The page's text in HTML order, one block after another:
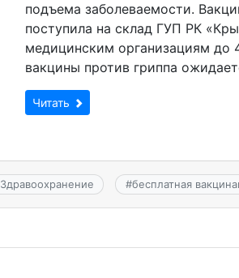
подъема заболеваемости.
поступила на склад ГУП РК
медицинским организациям до
вакцины против гриппа
Читать
Здравоохранение #бесплатная